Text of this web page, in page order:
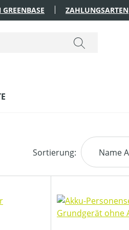
ZAHLUNGSARTEN
Sortierung: